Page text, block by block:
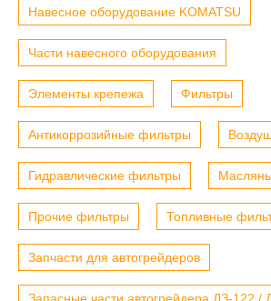
Навесное оборудование KOMATSU
Части навесного оборудования
Элементы крепежа Фильтры
Антикоррозийные фильтры
Гидравлические фильтры
Прочие фильтры Топливные
Запчасти для автогрейдеров
Запасные части автогрейдера ДЗ-122 /